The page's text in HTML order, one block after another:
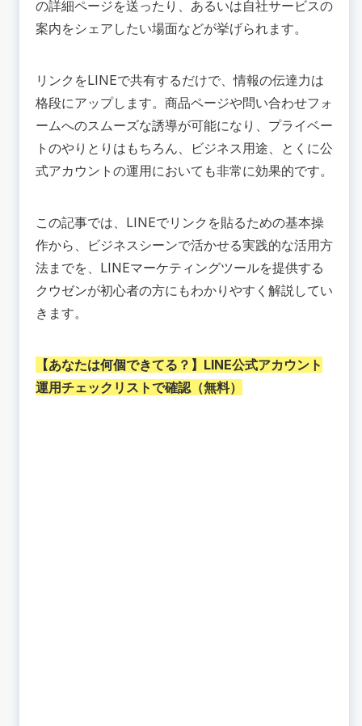
ど）
🟢公式LINEアカウントでリンクを設定する3つの
友だち追加URLの発行と共有手順
リッチメニューにリンクを組み込む方法
セグメント配信時のリンク挿入
💡LINEにリンクを貼るメリット | 集客・販促にも
効果大
クリック数・流入の増加が見込める
📚まとめ | LINEリンクの貼り方をマスターして、
効果的に活用しよう
の詳細ページを送ったり、あるいは自社サービスの
案内をシェアしたい場面などが挙げられます。
リンクをLINEで共有するだけで、情報の伝達力は
格段にアップします。商品ページや問い合わせフォ
ームへのスムーズな誘導が可能になり、プライベー
トのやりとりはもちろん、ビジネス用途、とくに公
式アカウントの運用においても非常に効果的です。
この記事では、LINEでリンクを貼るための基本操
作から、ビジネスシーンで活かせる実践的な活用方
法までを、 LINEマーケティングツールを提供する
クウゼンが初心者の方にもわかりやすく解説してい
きます。
【あなたは何個できてる？】 LINE公式アカウント
運用チェックリストで確認（無料）